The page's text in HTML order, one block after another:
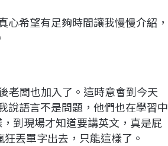
希望有足夠時間讓我慢慢介紹，
老闆也加入了。這時意會到今天
說語言不是問題，他們也在學習中
到現場才知道要講英文，真是屁
丟單字出去，只能這樣了。